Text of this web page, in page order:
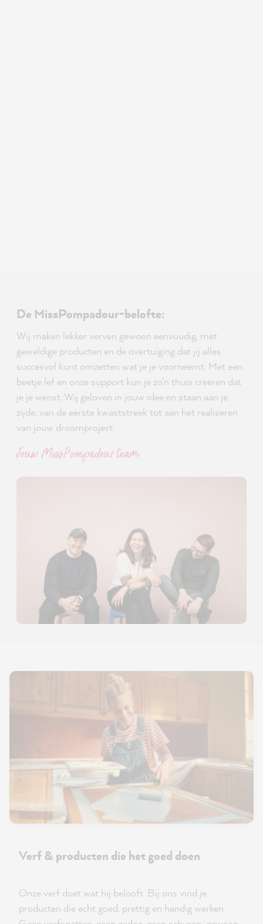
De MissPompadour-belofte:
Wij maken lekker verven gewoon eenvoudig, met
geweldige producten en de overtuiging dat jij alles
succesvol kunt omzetten wat je je voorneemt. Met een
beetje lef en onze support kun je zo'n thuis creëren dat
je je wenst. Wij geloven in jouw idee en staan aan je
zijde, van de eerste kwaststreek tot aan het realiseren
van jouw droomproject.
Jouw MissPompadour team
Verf & producten die het goed doen
Onze verf doet wat hij belooft. Bij ons vind je
producten die echt goed, prettig en handig werken.